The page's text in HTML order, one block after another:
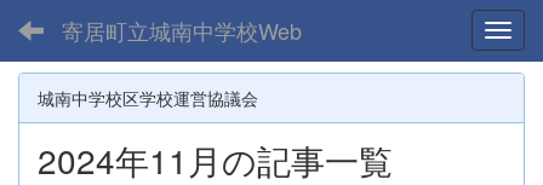
寄居町立城南中学校Web
城南中学校区学校運営協議会
2024年11月の記事一覧